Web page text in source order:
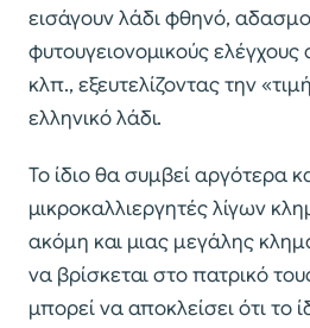
εισάγουν λάδι φθηνό,
φυτουγειονομικούς ελέγχους
κλπ., εξευτελίζοντας την
ελληνικό λάδι.
Το ίδιο θα συμβεί αργότερα
μικροκαλλιεργητές λίγων
ακόμη και μιας μεγάλης
να βρίσκεται στο πατρικό
μπορεί να αποκλείσει ότι το